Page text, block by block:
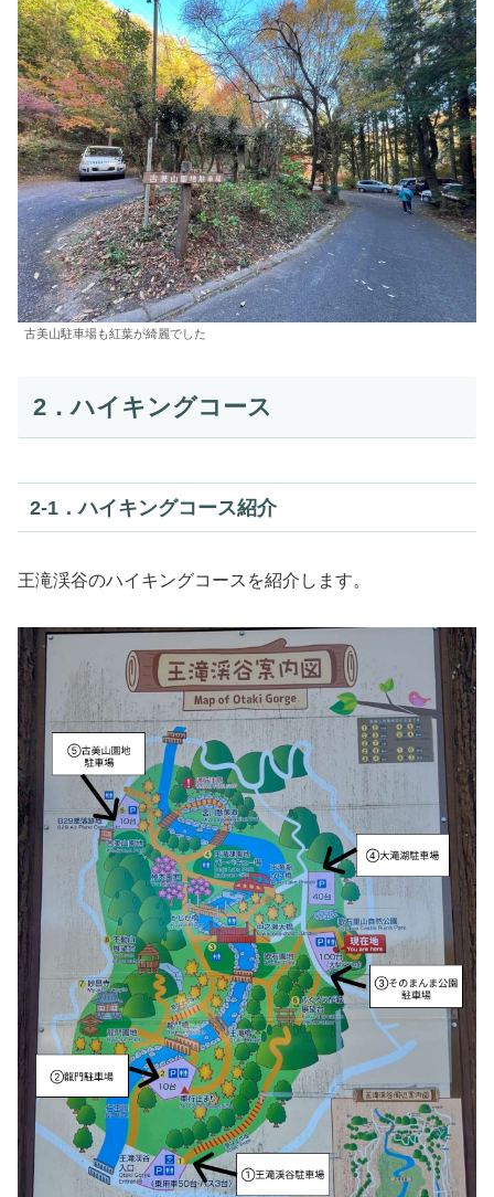
古美山駐車場も紅葉が綺麗でした
2．ハイキングコース
2‐1．ハイキングコース紹介
王滝渓谷のハイキングコースを紹介します。